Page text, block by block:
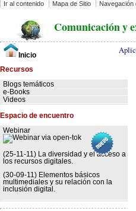
Ir al contenido Mapa de Sitio Navegación
Comunicación y
Inicio
Recursos
Blogs temáticos
e-Books
Videos
Espacio de encuentro
Webinar
(25-11-11) La diversidad y el acceso a
los recursos digitales.
(30-09-11) Elementos básicos
multimediales y su relación con la
inclusión digital.